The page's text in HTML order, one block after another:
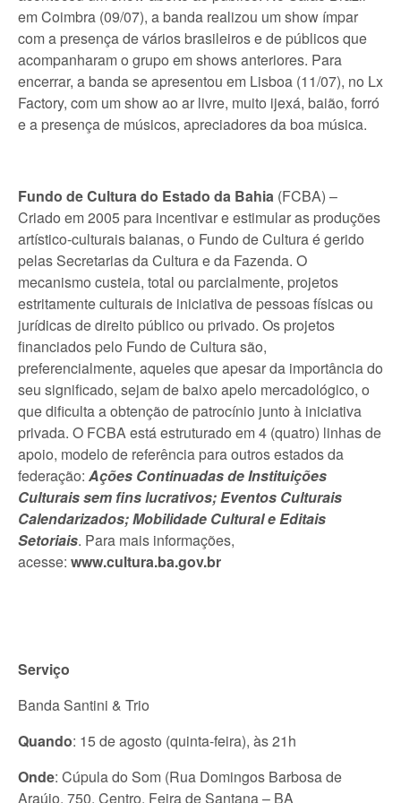
em Coimbra (09/07), a banda realizou um show ímpar
com a presença de vários brasileiros e de públicos que
acompanharam o grupo em shows anteriores. Para
encerrar, a banda se apresentou em Lisboa (11/07), no Lx
Factory, com um show ao ar livre, muito ijexá, baião, forró
e a presença de músicos, apreciadores da boa música.
Fundo de Cultura do Estado da Bahia (FCBA) –
Criado em 2005 para incentivar e estimular as produções
artístico-culturais baianas, o Fundo de Cultura é gerido
pelas Secretarias da Cultura e da Fazenda. O
mecanismo custeia, total ou parcialmente, projetos
estritamente culturais de iniciativa de pessoas físicas ou
jurídicas de direito público ou privado. Os projetos
financiados pelo Fundo de Cultura são,
preferencialmente, aqueles que apesar da importância do
seu significado, sejam de baixo apelo mercadológico, o
que dificulta a obtenção de patrocínio junto à iniciativa
privada. O FCBA está estruturado em 4 (quatro) linhas de
apoio, modelo de referência para outros estados da
federação: Ações Continuadas de Instituições
Culturaissem fins lucrativos; Eventos Culturais
Calendarizados; Mobilidade Culturale Editais
Setoriais. Para mais informações,
acesse: www.cultura.ba.gov.br
Serviço
Banda Santini & Trio
Quando: 15 de agosto (quinta-feira), às 21h
Onde: Cúpula do Som (Rua Domingos Barbosa de
Araújo, 750, Centro, Feira de Santana – BA